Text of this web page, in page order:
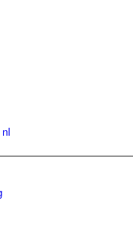
nl